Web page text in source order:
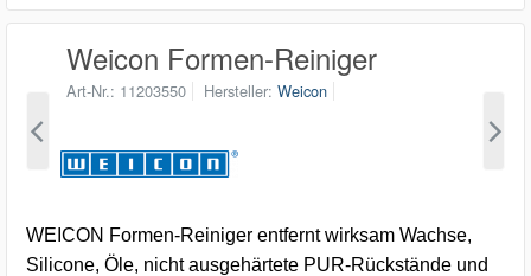
Weicon Formen-Reiniger
Art-Nr. 11203550 Hersteller Weicon
WEICON Formen-Reiniger entfernt wirksam Wachse,
Silicone, Öle, nicht ausgehärtete PUR-Rückstände und